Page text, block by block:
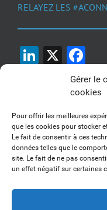
Gérer le
cookies
Pour offrir les meilleures
que les cookies pour stocker
Le fait de consentir à ces
données telles que le
site. Le fait de ne pas
un effet négatif sur certaines
RELAYEZ LES
LinkedIn
X
1,